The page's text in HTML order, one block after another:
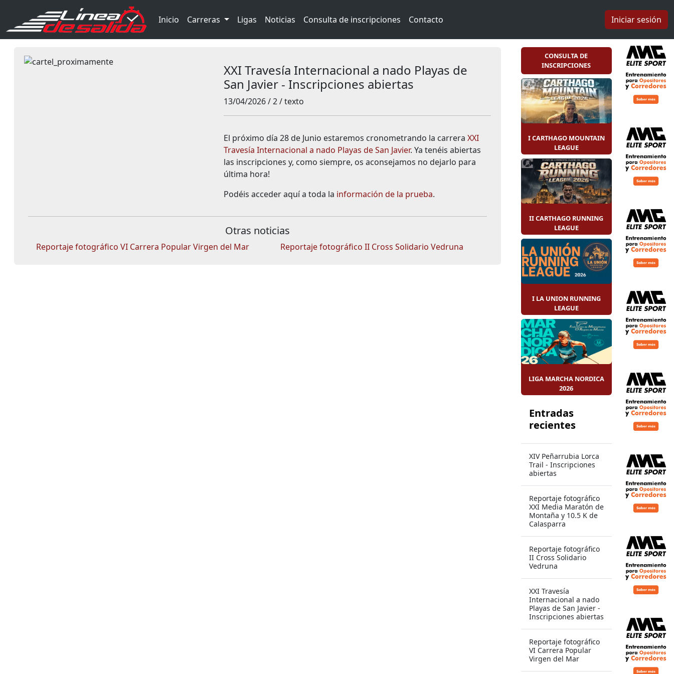
Inicio Carreras Ligas Noticias Consulta de inscripciones Contacto Iniciar sesión
XXI Travesía Internacional a nado Playas de
San Javier - Inscripciones abiertas
13/04/2026 / 2 / texto
El próximo día 28 de Junio estaremos cronometrando la carrera XXI
Travesía Internacional a nado Playas de San Javier. Ya tenéis abiertas
las inscripciones y, como siempre, os aconsejamos no dejarlo para
última hora!
Podéis acceder aquí a toda la información de la prueba.
Otras noticias
Reportaje fotográfico VI Carrera Popular Virgen del Mar Reportaje fotográfico II Cross Solidario Vedruna
CONSULTA DE
INSCRIPCIONES
I CARTHAGO MOUNTAIN
LEAGUE
II CARTHAGO RUNNING
LEAGUE
I LA UNION RUNNING
LEAGUE
LIGA MARCHA NORDICA
2026
Entradas
recientes
XIV Peñarrubia Lorca
Trail - Inscripciones
abiertas
Reportaje fotográfico
XXI Media Maratón de
Montaña y 10.5 K de
Calasparra
Reportaje fotográfico
II Cross Solidario
Vedruna
XXI Travesía
Internacional a nado
Playas de San Javier -
Inscripciones abiertas
Reportaje fotográfico
VI Carrera Popular
Virgen del Mar